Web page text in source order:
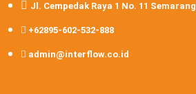
Jl. Cempedak Raya 1 No. 11 Semarang
+62895-602-532-888
admin@interflow.co.id